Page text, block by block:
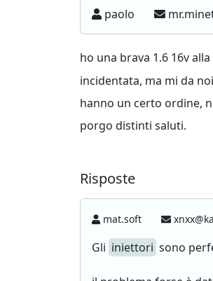
paolo
ho una brava 1.6 16v
incidentata, ma mi da
hanno un certo ordine,
porgo distinti saluti.
Risposte
mat.soft
Gli iniettori sono